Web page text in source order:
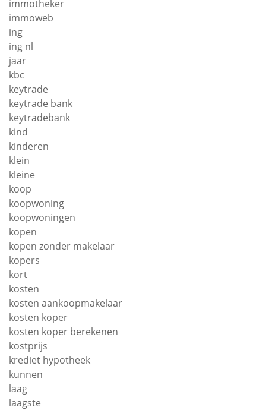
immotheker
immoweb
ing
ing nl
jaar
kbc
keytrade
keytrade bank
keytradebank
kind
kinderen
klein
kleine
koop
koopwoning
koopwoningen
kopen
kopen zonder makelaar
kopers
kort
kosten
kosten aankoopmakelaar
kosten koper
kosten koper berekenen
kostprijs
krediet hypotheek
kunnen
laag
laagste